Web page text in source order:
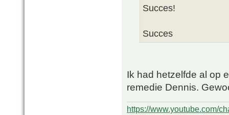
Succes!
Succes
Ik had hetzelfde al op
remedie Dennis.
https://www.youtube.com/